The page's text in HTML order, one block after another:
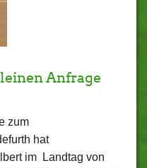
Anfrage
zum
hat
im Landtag von